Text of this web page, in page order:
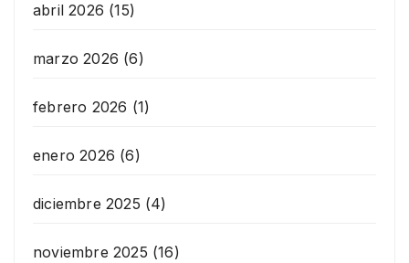
abril 2026 (15)
marzo 2026 (6)
febrero 2026 (1)
enero 2026 (6)
diciembre 2025 (4)
noviembre 2025 (16)